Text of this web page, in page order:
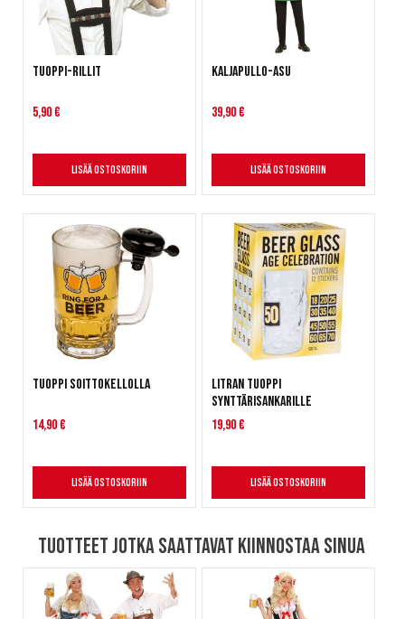
Tuoppi-rillit
5,90 €
Lisää ostoskoriin
Kaljapullo-asu
39,90 €
Lisää ostoskoriin
Tuoppi soittokellolla
14,90 €
Lisää ostoskoriin
Litran tuoppi
synttärisankarille
19,90 €
Lisää ostoskoriin
Tuotteet jotka saattavat kiinnostaa sinua